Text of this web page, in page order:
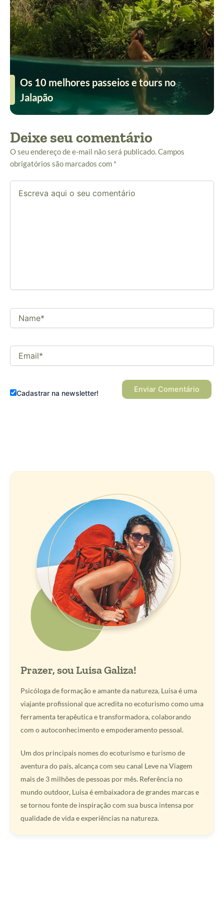
Os 10 melhores passeios e tours no
Jalapão
Deixe seu comentário
O seu endereço de e-mail não será publicado.Campos
obrigatórios são marcados com *
Escreva
aqui
Name*
Cadastrar na newsletter!
Prazer, sou Luisa Galiza!
Psicóloga de formação e amante da natureza, Luisa é uma
viajante profissional que acredita no ecoturismo como uma
ferramenta terapêutica e transformadora, colaborando
com o autoconhecimento e empoderamento pessoal.
Um dos principais nomes do ecoturismo e turismo de
aventura do país, alcança com seu canal Leve na Viagem
mais de 3 milhões de pessoas por mês. Referência no
mundo outdoor, Luisa é embaixadora de grandes marcas e
se tornou fonte de inspiração com sua busca intensa por
qualidade de vida e experiências na natureza.